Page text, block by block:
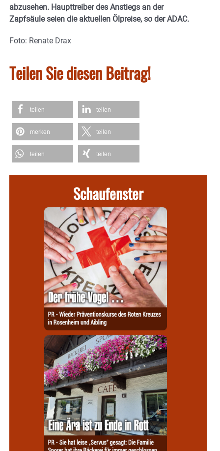
abzusehen. Haupttreiber des Anstiegs an der
Zapfsäule seien die aktuellen Ölpreise, so der ADAC.
Foto: Renate Drax
Teilen Sie diesen Beitrag!
teilen teilen
merken teilen
teilen teilen
Schaufenster